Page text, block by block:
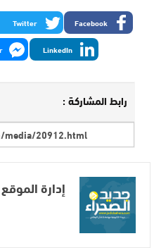
Facebook
Twitter
LinkedIn
رابط المشاركة :
إدارة الموقع